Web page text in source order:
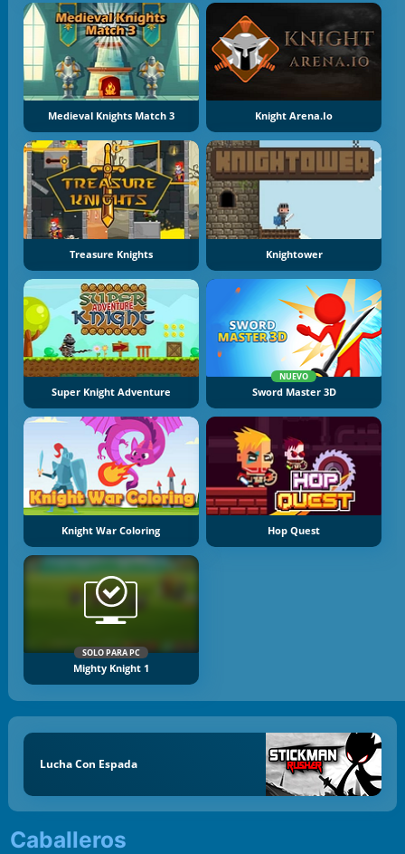
Medieval Knights Match 3 Knight Arena.io
Treasure Knights Knightower
Super Knight Adventure
NUEVO
Sword Master 3D
Knight War Coloring Hop Quest
SOLO PARA PC
Mighty Knight 1
Lucha Con Espada
Caballeros